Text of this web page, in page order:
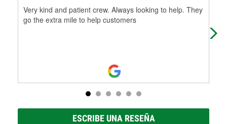
Very kind and patient crew. Always looking to help. They
go the extra mile to help customers
ESCRIBE UNA RESEÑA